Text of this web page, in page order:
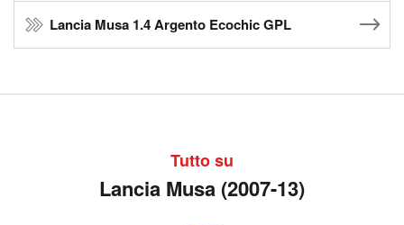
Lancia Musa 1.4 Argento Ecochic GPL
Tutto su
Lancia Musa (2007-13)